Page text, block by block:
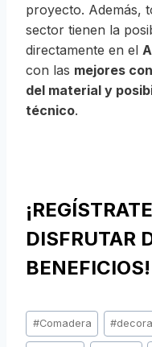
proyecto. Además,
sector tienen la
directamente en el
con las mejores
del material y
técnico.
DISFRUTAR
BENEFICIOS!
Etiquetas
de
#Comadera #